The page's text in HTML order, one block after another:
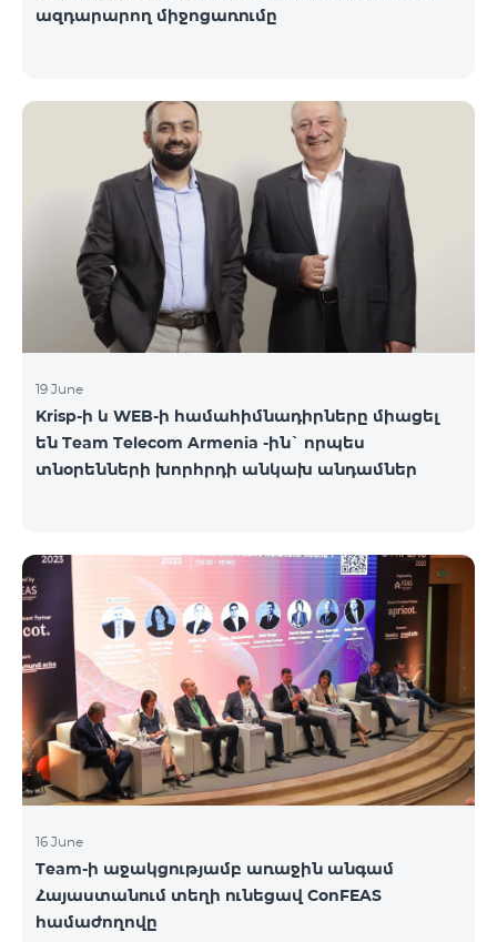
ազդարարող միջոցառումը
19 June
Krisp-ի և WEB-ի համահիմնադիրները միացել
են Team Telecom Armenia -ին` որպես
տնօրենների խորհրդի անկախ անդամներ
16 June
Team-ի աջակցությամբ առաջին անգամ
Հայաստանում տեղի ունեցավ ConFEAS
համաժողովը